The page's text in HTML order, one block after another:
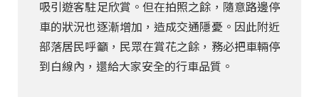
吸引遊客駐足欣賞。但在拍照之餘，隨意路邊停
車的狀況也逐漸增加，造成交通隱憂。因此附近
部落居民呼籲，民眾在賞花之餘，務必把車輛停
到白線內，還給大家安全的行車品質。